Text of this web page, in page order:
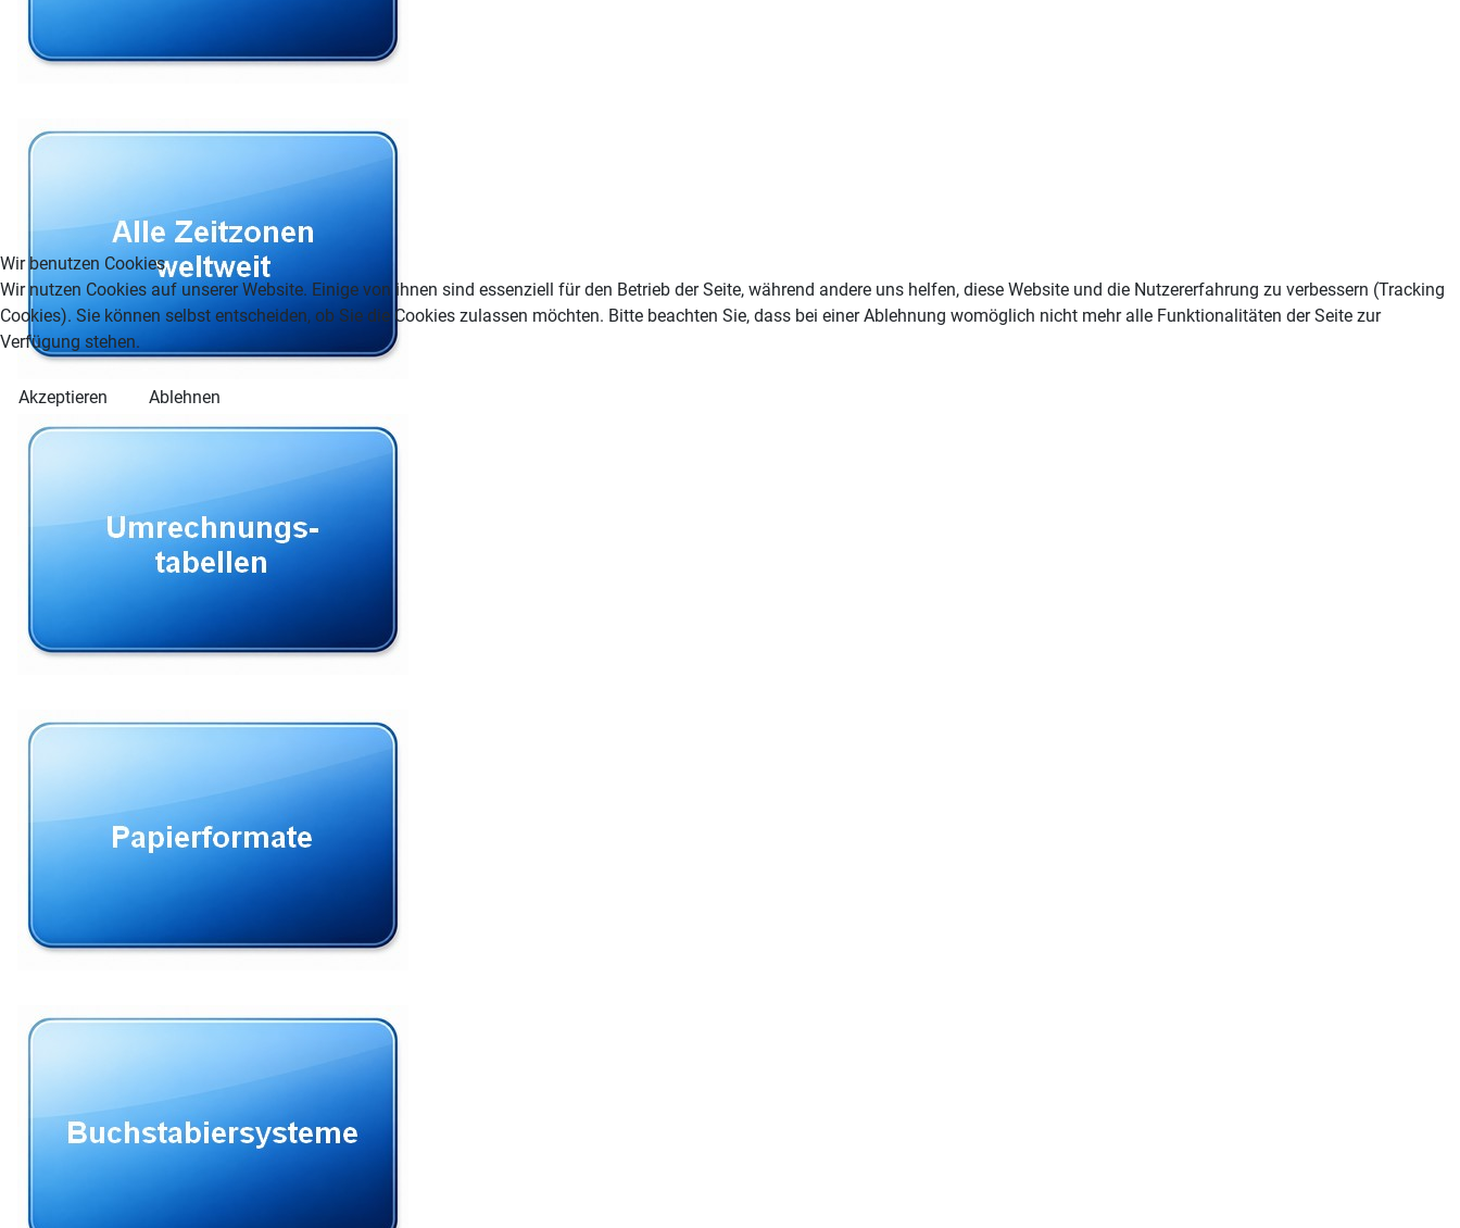
Wir benutzen Cookies
Wir nutzen Cookies auf unserer Website. Einige von ihnen sind essenziell für den Betrieb der Seite, während andere uns helfen, diese Website und die Nutzererfahrung zu verbessern (Tracking
Cookies). Sie können selbst entscheiden, ob Sie die Cookies zulassen möchten. Bitte beachten Sie, dass bei einer Ablehnung womöglich nicht mehr alle Funktionalitäten der Seite zur
Verfügung stehen.
Akzeptieren Ablehnen